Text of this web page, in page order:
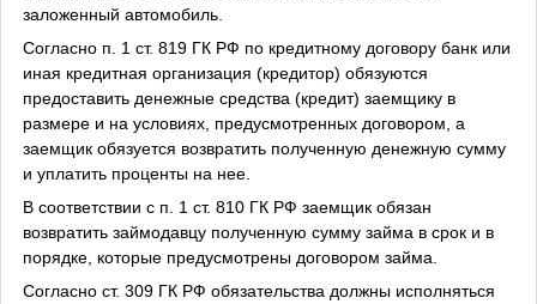
заложенный автомобиль.
Согласно п. 1 ст. 819 ГК РФ по кредитному договору банк или
иная кредитная организация (кредитор) обязуются
предоставить денежные средства (кредит) заемщику в
размере и на условиях, предусмотренных договором, а
заемщик обязуется возвратить полученную денежную сумму
и уплатить проценты на нее.
В соответствии с п. 1 ст. 810 ГК РФ заемщик обязан
возвратить займодавцу полученную сумму займа в срок и в
порядке, которые предусмотрены договором займа.
Согласно ст. 309 ГК РФ обязательства должны исполняться